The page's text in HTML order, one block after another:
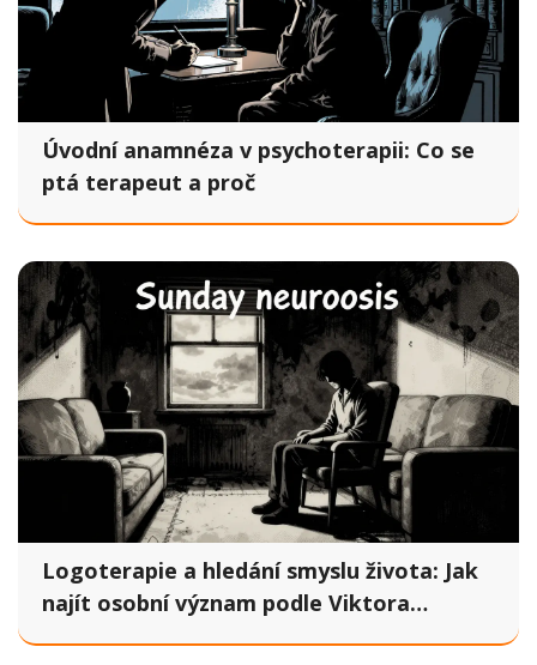
Úvodní anamnéza v psychoterapii: Co se
ptá terapeut a proč
Logoterapie a hledání smyslu života: Jak
najít osobní význam podle Viktora